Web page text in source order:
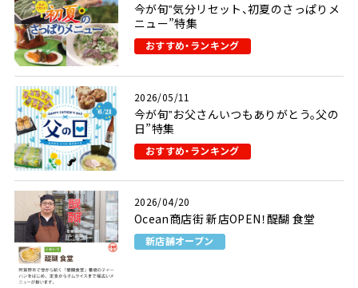
今が旬‟気分リセット、初夏のさっぱりメ
ニュー”特集
おすすめ・ランキング
2026/05/11
今が旬‟お父さんいつもありがとう。父の
日”特集
おすすめ・ランキング
2026/04/20
Ocean商店街 新店OPEN！醍醐 食堂
新店舗オープン